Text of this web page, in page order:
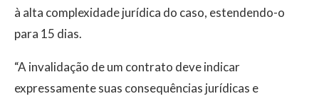
à alta complexidade jurídica do caso, estendendo-o
para 15 dias.
“A invalidação de um contrato deve indicar
expressamente suas consequências jurídicas e